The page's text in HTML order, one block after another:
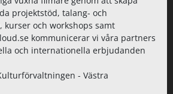
projektstöd, talang- och
kurser och workshops samt
kommunicerar vi våra partners
och internationella erbjudanden
- Västra